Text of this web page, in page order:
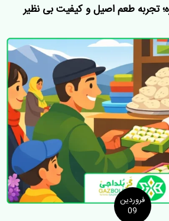
تجربه طعم اصیل و کیفیت بی نظیر
فروردین
09